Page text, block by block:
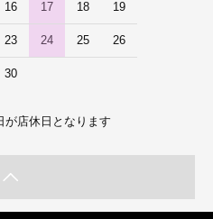
16 17 18 19
23 24 25 26
30
が店休日となります